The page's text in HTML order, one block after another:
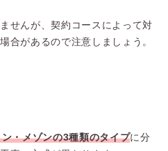
せんが、契約コースによって対
合があるので注意しましょう。
・メゾンの3種類のタイプに分